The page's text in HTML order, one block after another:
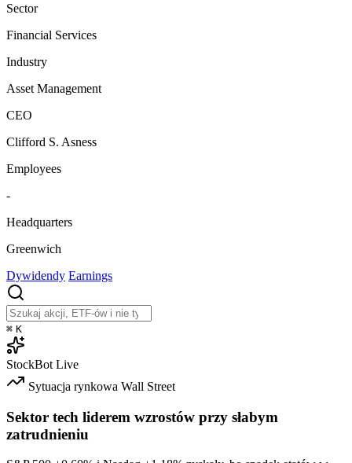
Sector
Financial Services
Industry
Asset Management
CEO
Clifford S. Asness
Employees
-
Headquarters
Greenwich
Dywidendy Earnings
⌘ K
StockBot Live
Sytuacja rynkowa Wall Street
Sektor tech liderem wzrostów przy słabym
zatrudnieniu